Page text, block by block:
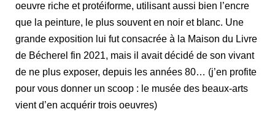
oeuvre riche et protéiforme, utilisant aussi bien l’encre
que la peinture, le plus souvent en noir et blanc. Une
grande exposition lui fut consacrée à la Maison du Livre
de Bécherel fin 2021, mais il avait décidé de son vivant
de ne plus exposer, depuis les années 80… (j’en profite
pour vous donner un scoop : le musée des beaux-arts
vient d’en acquérir trois oeuvres)